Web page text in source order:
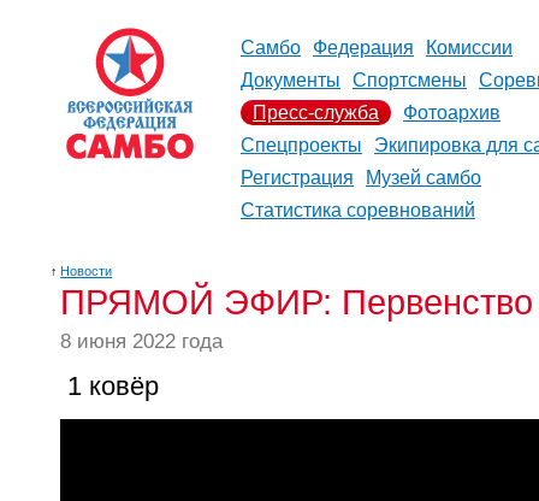
Самбо Федерация
Комиссии
Документы
Спортсмены
Пресс-служба
Фотоархив
Спецпроекты
Экипировка для
Регистрация
Музей самбо
Статистика соревнований
↑ Новости
ПРЯМОЙ ЭФИР: Первенство
8 июня 2022 года
1 ковёр